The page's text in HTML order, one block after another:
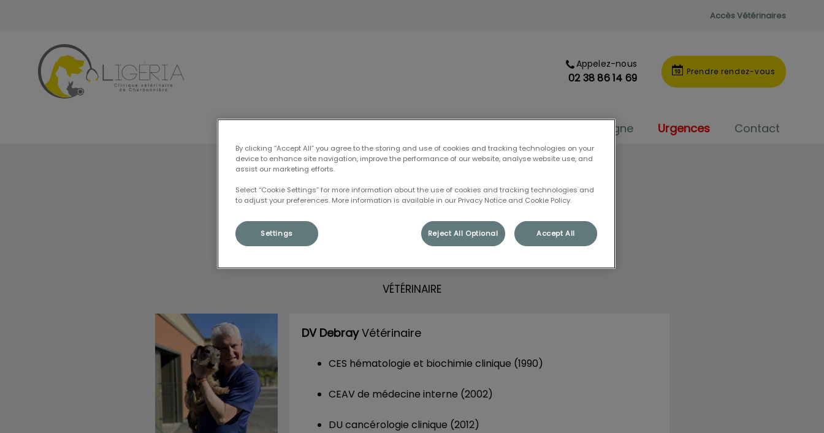
Accès Vétérinaires
Page d'accueil de Clinique Vétérinaire Ligeria
Appelez-nous
02 38 86 14 69 Prendre rendez-vous
Boutique en ligne Urgences Contact
DV Debray
VÉTÉRINAIRE
DV DebrayVétérinaire
CES hématologie et biochimie clinique (1990)
CEAV de médecine interne (2002)
DU cancérologie clinique (2012)
By clicking “Accept All” you agree to the storing and use of cookies and tracking technologies on your
device to enhance site navigation, improve the performance of our website, analyse website use, and
assist our marketing efforts.
Select “Cookie Settings” for more information about the use of cookies and tracking technologies and
to adjust your preferences. More information is available in our Privacy Notice and Cookie Policy.
Settings Reject All Optional Accept All